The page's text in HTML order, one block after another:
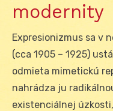
modernity
Expresionizmus sa v
(cca 1905 – 1925)
odmieta mimetickú
nahrádza ju
existenciálnej